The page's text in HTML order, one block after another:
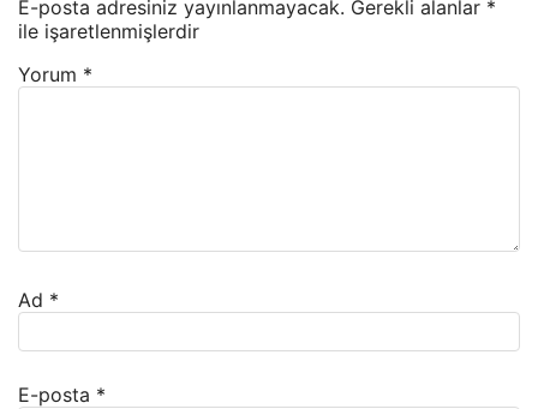
E-posta adresiniz yayınlanmayacak. Gerekli alanlar *
ile işaretlenmişlerdir
Yorum *
Ad *
E-posta *